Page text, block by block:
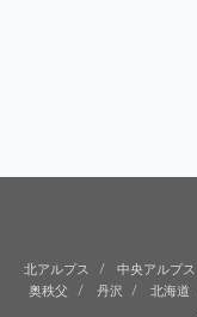
北アルプス
中央アルプス
奥秩父
丹沢 北海道